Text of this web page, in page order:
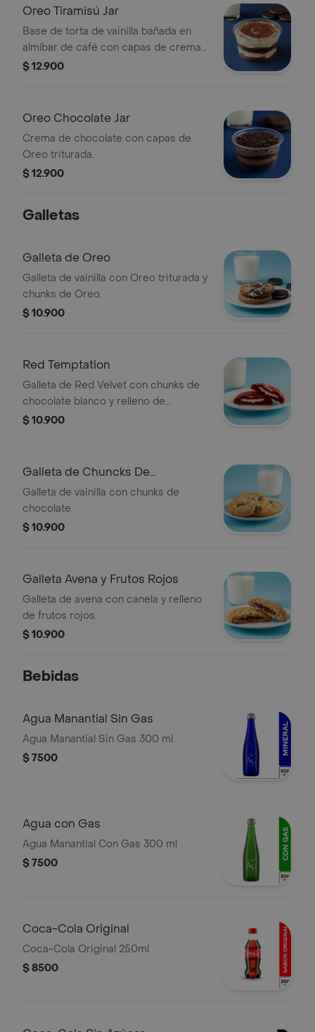
Oreo Tiramisú Jar
Base de torta de vainilla bañada en
almíbar de café con capas de crema
y Oreo triturada.
$ 12.900
Oreo Chocolate Jar
Crema de chocolate con capas de
Oreo triturada.
$ 12.900
Galletas
Galleta de Oreo
Galleta de vainilla con Oreo triturada y
chunks de Oreo.
$ 10.900
Red Temptation
Galleta de Red Velvet con chunks de
chocolate blanco y relleno de
Cheesecake.
$ 10.900
Galleta de Chuncks De
Chocolate
Galleta de vainilla con chunks de
chocolate.
$ 10.900
Galleta Avena y Frutos Rojos
Galleta de avena con canela y relleno
de frutos rojos.
$ 10.900
Bebidas
Agua Manantial Sin Gas
Agua Manantial Sin Gas 300 ml
$ 7500
Agua con Gas
Agua Manantial Con Gas 300 ml
$ 7500
Coca-Cola Original
Coca-Cola Original 250ml
$ 8500